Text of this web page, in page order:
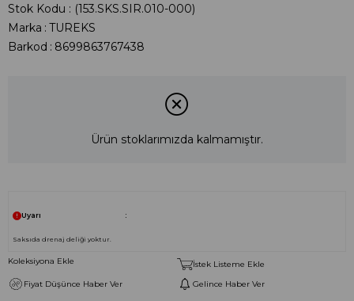
Stok Kodu
(153.SKS.SIR.010-000)
Marka : TUREKS
Barkod : 8699863767438
Ürün stoklarımızda kalmamıştır.
Uyarı
Saksıda drenaj deliği yoktur.
Koleksiyona Ekle
İstek Listeme Ekle
Fiyat Düşünce Haber Ver
Gelince Haber Ver